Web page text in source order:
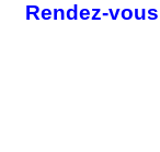
Rendez-